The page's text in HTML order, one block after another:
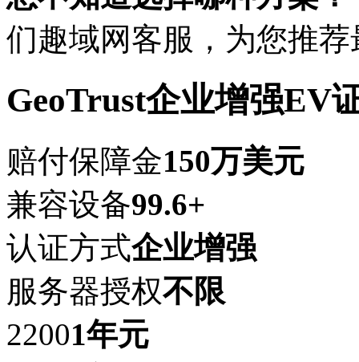
们趣域网客服，为您推
GeoTrust企业增强EV
赔付保障金150万美元
兼容设备99.6+
认证方式企业增强
服务器授权不限
22001年元